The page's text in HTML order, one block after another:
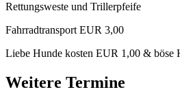
Rettungsweste und Trillerpfeife
Fahrradtransport EUR 3,00
Liebe Hunde kosten EUR 1,00 & böse
Weitere Termine